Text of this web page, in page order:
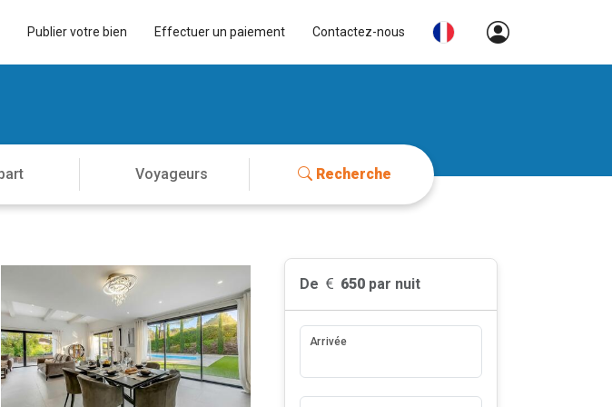
Publier votre bien Effectuer un paiement Contactez-nous
Recherche
De 650par nuit
Arrivée